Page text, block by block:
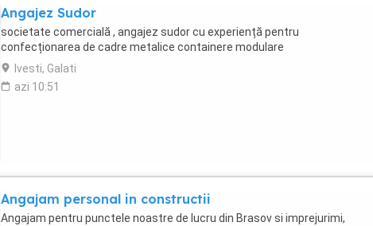
Angajez Sudor
societate comercială , angajez sudor cu experiență pentru
confecționarea de cadre metalice containere modulare
Ivesti, Galati
azi 10:51
Angajam personal in constructii
Angajam pentru punctele noastre de lucru din Brasov si imprejurimi,